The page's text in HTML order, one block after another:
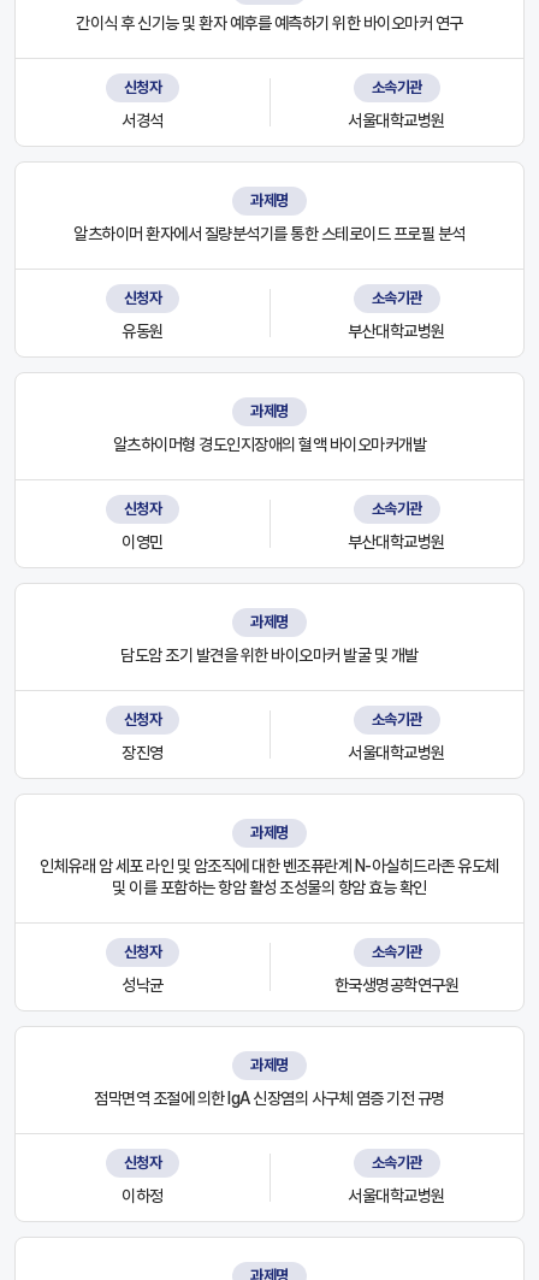
간이식 후 신기능 및 환자 예후를 예측하기 위한 바이오마커 연구
신청자
서경석
소속기관
서울대학교병원
과제명
알츠하이머 환자에서 질량분석기를 통한 스테로이드 프로필 분석
신청자
유동원
소속기관
부산대학교병원
과제명
알츠하이머형 경도인지장애의 혈액 바이오마커개발
신청자
이영민
소속기관
부산대학교병원
과제명
담도암 조기 발견을 위한 바이오마커 발굴 및 개발
신청자
장진영
소속기관
서울대학교병원
과제명
인체유래 암 세포 라인 및 암조직에 대한 벤조퓨란계 N-아실히드라존 유도체
및 이를 포함하는 항암 활성 조성물의 항암 효능 확인
신청자
성낙균
소속기관
한국생명공학연구원
과제명
점막면역 조절에 의한 IgA 신장염의 사구체 염증 기전 규명
신청자
이하정
소속기관
서울대학교병원
과제명